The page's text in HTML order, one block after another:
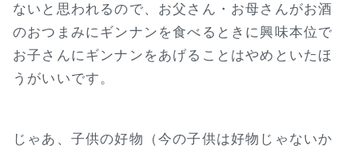
ないと思われるので、お父さん・お母さんがお酒
のおつまみにギンナンを食べるときに興味本位で
お子さんにギンナンをあげることはやめといたほ
うがいいです。
じゃあ、子供の好物（今の子供は好物じゃないか